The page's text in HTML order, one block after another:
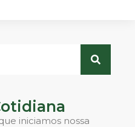
iniciamos nossa